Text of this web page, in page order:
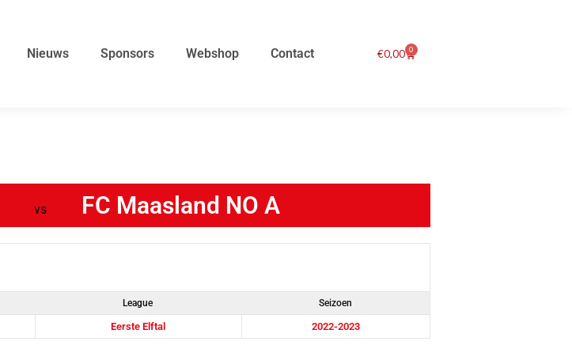
Nieuws Sponsors Webshop Contact €0,00 0
Winkelwagen
vs FC Maasland NO A
League Seizoen
Eerste Elftal 2022-2023